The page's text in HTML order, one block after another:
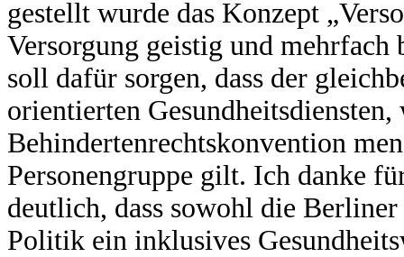
gestellt wurde das Konzept
Versorgung geistig und
soll dafür sorgen, dass der
orientierten
Behindertenrechtskonvention
Personengruppe gilt. Ich danke
deutlich, dass sowohl die
Politik ein inklusives